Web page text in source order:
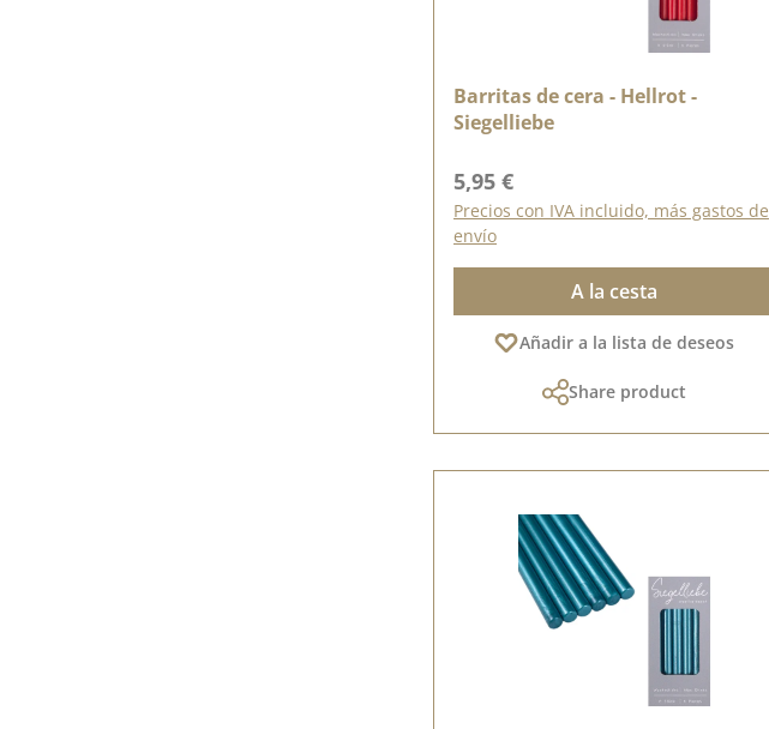
Barritas de cera - Hellrot -
Siegelliebe
Precio normal:
5,95 €
Precios con IVA incluido, más gastos de
envío
A la cesta
Añadir a la lista de deseos
Share product